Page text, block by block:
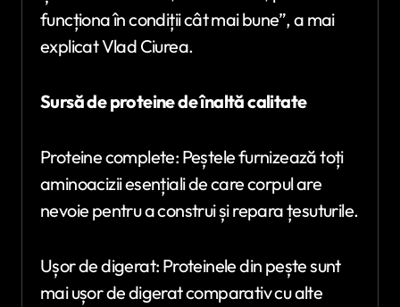
funcționa în condiții cât mai bune”, a mai
explicat Vlad Ciurea.
Sursă de proteine de înaltă calitate
Proteine complete: Peștele furnizează toți
aminoacizii esențiali de care corpul are
nevoie pentru a construi și repara țesuturile.
Ușor de digerat: Proteinele din pește sunt
mai ușor de digerat comparativ cu alte